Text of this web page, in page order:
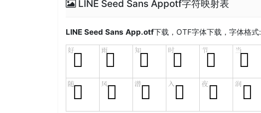
LINE Seed Sans Appotf字符映射表
LINE Seed Sans App.otf下载， OTF字体下载，字体格式: